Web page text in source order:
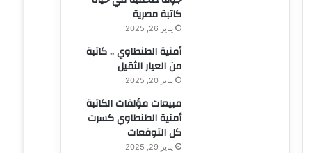
كاتبة مصرية
يناير 26, 2025
أمنية الطنطاوي .. كاتبة
من العيار الثقيل
يناير 20, 2025
مبيعات مؤلفات الكاتبة
أمنية الطنطاوي كسرت
كل التوقعات
يناير 29, 2025